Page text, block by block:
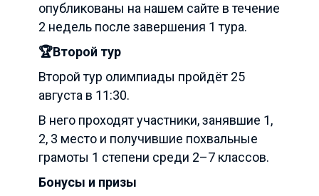
опубликованы на нашем сайте в течение
2 недель после завершения 1 тура.
🏆Второй тур
Второй тур олимпиады пройдёт 25
августа в 11:30.
В него проходят участники, занявшие 1,
2, 3 место и получившие похвальные
грамоты 1 степени среди 2–7 классов.
Бонусы и призы